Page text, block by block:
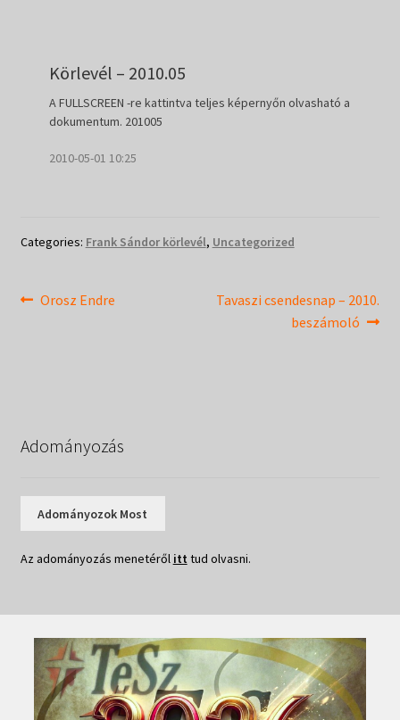
Körlevél – 2010.05
A FULLSCREEN -re kattintva teljes képernyőn olvasható a
dokumentum. 201005
2010-05-01 10:25
Categories: Frank Sándor körlevél, Uncategorized
Bejegyzés
Previous
Orosz Endre
Next
Tavaszi csendesnap – 2010.
beszámoló
Adományozás
Adományozok Most
Az adományozás menetéről itt tud olvasni.